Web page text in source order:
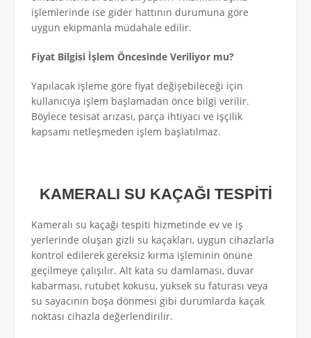
işlemlerinde ise gider hattının durumuna göre
uygun ekipmanla müdahale edilir.
Fiyat Bilgisi İşlem Öncesinde Veriliyor mu?
Yapılacak işleme göre fiyat değişebileceği için
kullanıcıya işlem başlamadan önce bilgi verilir.
Böylece tesisat arızası, parça ihtiyacı ve işçilik
kapsamı netleşmeden işlem başlatılmaz.
KAMERALI SU KAÇAĞI TESPİTİ
Kameralı su kaçağı tespiti hizmetinde ev ve iş
yerlerinde oluşan gizli su kaçakları, uygun cihazlarla
kontrol edilerek gereksiz kırma işleminin önüne
geçilmeye çalışılır. Alt kata su damlaması, duvar
kabarması, rutubet kokusu, yüksek su faturası veya
su sayacının boşa dönmesi gibi durumlarda kaçak
noktası cihazla değerlendirilir.